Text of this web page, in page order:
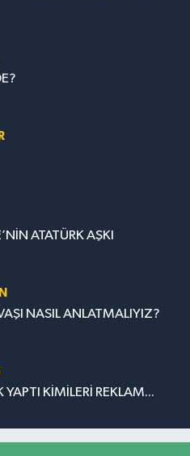
ATATÜRK AŞKI
NASIL ANLATMALIYIZ?
YAPTI KİMİLERİ REKLAM...